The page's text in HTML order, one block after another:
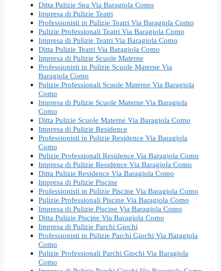
Ditta Pulizie Spa Via Baragiola Como
Impresa di Pulizie Teatri
Professionisti in Pulizie Teatri Via Baragiola Como
Pulizie Professionali Teatri Via Baragiola Como
Impresa di Pulizie Teatri Via Baragiola Como
Ditta Pulizie Teatri Via Baragiola Como
Impresa di Pulizie Scuole Materne
Professionisti in Pulizie Scuole Materne Via
Baragiola Como
Pulizie Professionali Scuole Materne Via Baragiola
Como
Impresa di Pulizie Scuole Materne Via Baragiola
Como
Ditta Pulizie Scuole Materne Via Baragiola Como
Impresa di Pulizie Residence
Professionisti in Pulizie Residence Via Baragiola
Como
Pulizie Professionali Residence Via Baragiola Como
Impresa di Pulizie Residence Via Baragiola Como
Ditta Pulizie Residence Via Baragiola Como
Impresa di Pulizie Piscine
Professionisti in Pulizie Piscine Via Baragiola Como
Pulizie Professionali Piscine Via Baragiola Como
Impresa di Pulizie Piscine Via Baragiola Como
Ditta Pulizie Piscine Via Baragiola Como
Impresa di Pulizie Parchi Giochi
Professionisti in Pulizie Parchi Giochi Via Baragiola
Como
Pulizie Professionali Parchi Giochi Via Baragiola
Como